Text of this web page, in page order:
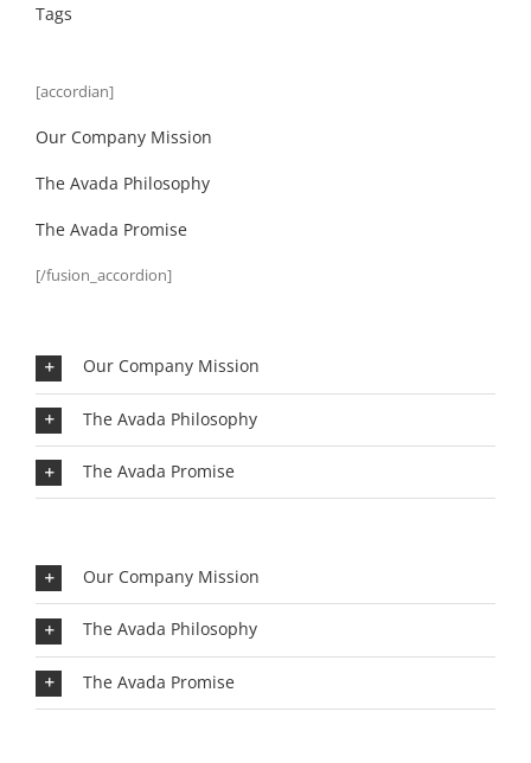
Tags
[accordian]
Our Company Mission
The Avada Philosophy
The Avada Promise
[/fusion_accordion]
Our Company Mission
The Avada Philosophy
The Avada Promise
Our Company Mission
The Avada Philosophy
The Avada Promise